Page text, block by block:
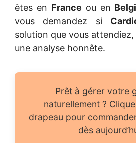
êtes en France ou en
vous demandez si
solution que vous
une analyse honnête.
Prêt à gérer votre
naturellement ?
drapeau pour
dès